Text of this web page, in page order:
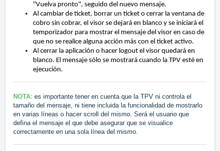
"Vuelva pronto", seguido del nuevo mensaje.
Al cambiar de ticket, borrar un ticket o cerrar la ventana de
cobro sin cobrar, el visor se dejará en blanco y se iniciará el
temporizador para mostrar el mensaje del visor en caso de
que no se realice alguna acción más con el ticket activo.
Al cerrar la aplicación o hacer logout el visor quedará en
blanco. El mensaje sólo se mostrará cuando la TPV esté en
ejecución.
NOTA: es importante tener en cuenta que la TPV ni controla el
tamaño del mensaje, ni tiene incluida la funcionalidad de mostrarlo
en varias líneas o hacer scroll del mismo. Será el usuario que
defina el mensaje el que debe asegurar que se visualice
correctamente en una sola línea del mismo.